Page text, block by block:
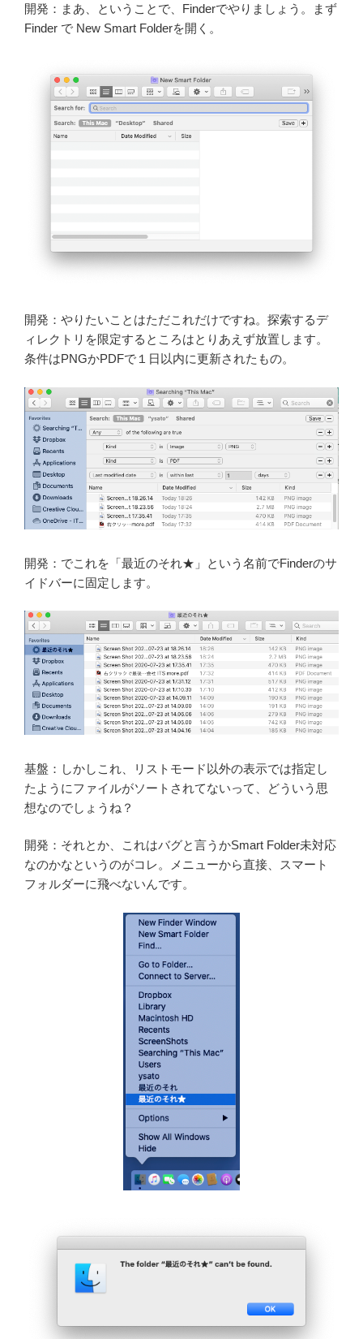
開発：まあ、ということで、Finderでやりましょう。まず
Finder で New Smart Folderを開く。
開発：やりたいことはただこれだけですね。探索するデ
ィレクトリを限定するところはとりあえず放置します。
条件はPNGかPDFで１日以内に更新されたもの。
開発：でこれを「最近のそれ★」という名前でFinderのサ
イドバーに固定します。
基盤：しかしこれ、リストモード以外の表示では指定し
たようにファイルがソートされてないって、どういう思
想なのでしょうね？
開発：それとか、これはバグと言うかSmart Folder未対応
なのかなというのがコレ。メニューから直接、スマート
フォルダーに飛べないんです。